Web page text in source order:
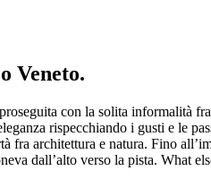
Veneto.
con la solita informalità
rispecchiando i gusti e le
fra architettura e natura. Fino
dall’alto verso la pista. What